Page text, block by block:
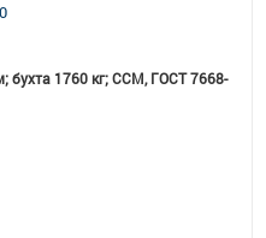
бухта 1760 кг; ССМ, ГОСТ 7668-